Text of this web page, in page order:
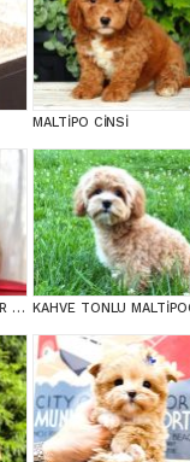
MALTİPO CİNSİ
MALTİPOO CİNSİ YAVRULAR EV ÜRETİMİ